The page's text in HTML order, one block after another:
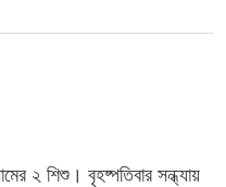
২ শিশু। বৃহষ্পতিবার সন্ধ্যায়